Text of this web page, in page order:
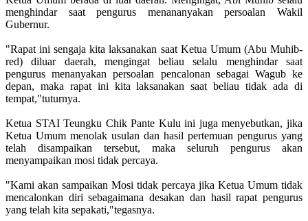
menghindar saat pengurus menananyakan persoalan Wakil
Gubernur.
"Rapat ini sengaja kita laksanakan saat Ketua Umum (Abu Muhib-
red) diluar daerah, mengingat beliau selalu menghindar saat
pengurus menanyakan persoalan pencalonan sebagai Wagub ke
depan, maka rapat ini kita laksanakan saat beliau tidak ada di
tempat,"tuturnya.
Ketua STAI Teungku Chik Pante Kulu ini juga menyebutkan, jika
Ketua Umum menolak usulan dan hasil pertemuan pengurus yang
telah disampaikan tersebut, maka seluruh pengurus akan
menyampaikan mosi tidak percaya.
"Kami akan sampaikan Mosi tidak percaya jika Ketua Umum tidak
mencalonkan diri sebagaimana desakan dan hasil rapat pengurus
yang telah kita sepakati,"tegasnya.